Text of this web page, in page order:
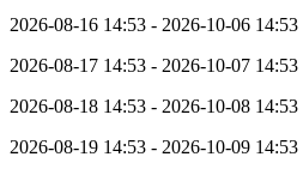
2026-08-16 14:53 - 2026-10-06 14:53
2026-08-17 14:53 - 2026-10-07 14:53
2026-08-18 14:53 - 2026-10-08 14:53
2026-08-19 14:53 - 2026-10-09 14:53